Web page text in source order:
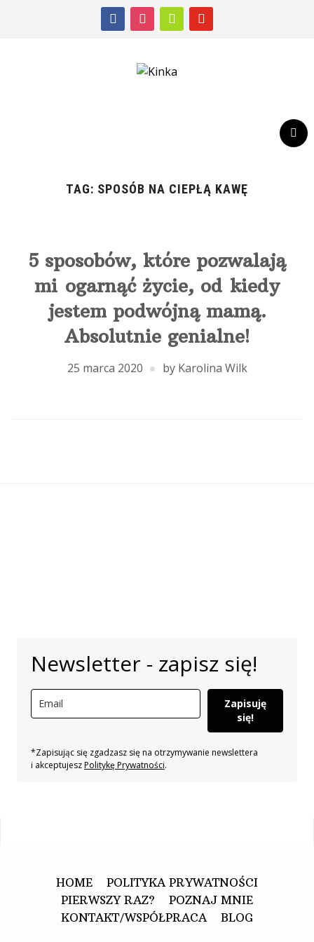
facebookinstagramshopping-
cart
youtube
TAG: SPOSÓB NA CIEPŁĄ KAWĘ
5 sposobów, które pozwalają
mi ogarnąć życie, od kiedy
jestem podwójną mamą.
Absolutnie genialne!
25 marca 2020 by Karolina Wilk
Newsletter - zapisz się!
Zapisuję
się!
*Zapisując się zgadzasz się na otrzymywanie newslettera
i akceptujeszPolitykę Prywatności.
HOME
POLITYKA PRYWATNOŚCI
PIERWSZY RAZ?
POZNAJ MNIE
KONTAKT/WSPÓŁPRACA
BLOG